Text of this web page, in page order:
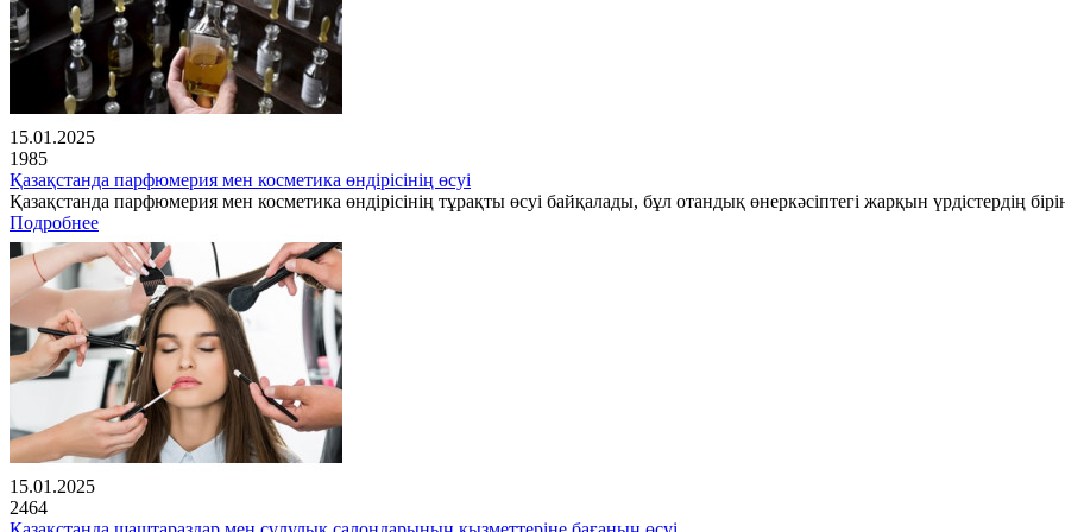
15.01.2025
1985
Қазақстанда парфюмерия мен косметика өндірісінің өсуі
Қазақстанда парфюмерия мен косметика өндірісінің тұрақты өсуі байқалады, бұл отандық өнеркәсіптегі жарқын үрдістердің
Подробнее
15.01.2025
2464